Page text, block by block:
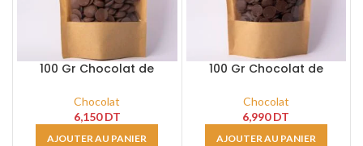
100 Gr Chocolat de
Chocolat
6,150DT
AJOUTER AU PANIER
100 Gr Chocolat de
Chocolat
6,990DT
AJOUTER AU PANIER